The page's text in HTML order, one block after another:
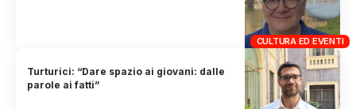
CULTURA ED EVENTI
Turturici: “Dare spazio ai giovani: dalle
parole ai fatti”